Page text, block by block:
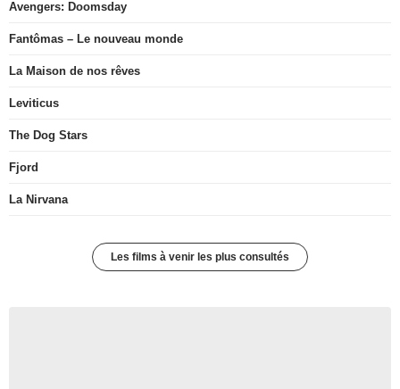
Avengers: Doomsday
Fantômas – Le nouveau monde
La Maison de nos rêves
Leviticus
The Dog Stars
Fjord
La Nirvana
Les films à venir les plus consultés